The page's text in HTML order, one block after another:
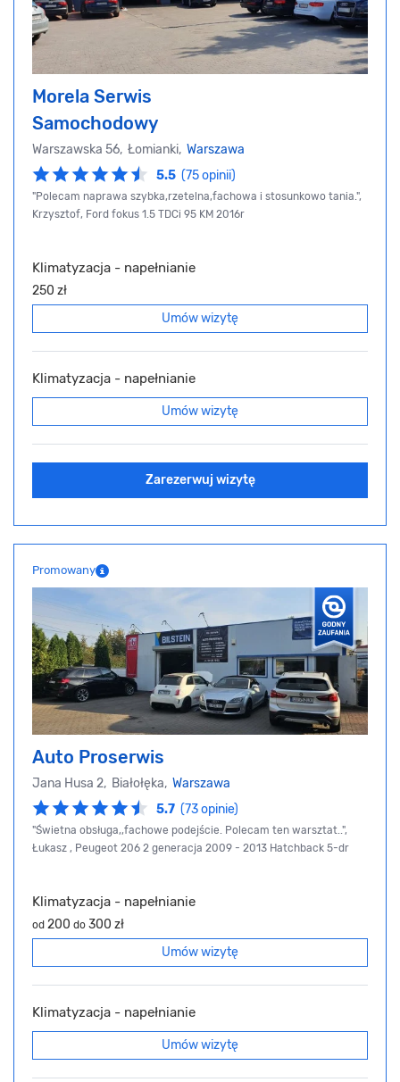
Morela Serwis
Samochodowy
Warszawska 56, Łomianki, Warszawa
5.5 (75 opinii)
"Polecam naprawa szybka,rzetelna,fachowa i stosunkowo tania.",
Krzysztof, Ford fokus 1.5 TDCi 95 KM 2016r
Klimatyzacja - napełnianie
250 zł
Umów wizytę
Klimatyzacja - napełnianie
Umów wizytę
Zarezerwuj wizytę
Promowany
Auto Proserwis
Jana Husa 2, Białołęka, Warszawa
5.7 (73 opinie)
"Świetna obsługa,,fachowe podejście. Polecam ten warsztat..",
Łukasz , Peugeot 206 2 generacja 2009 - 2013 Hatchback 5-dr
Klimatyzacja - napełnianie
od 200 do 300 zł
Umów wizytę
Klimatyzacja - napełnianie
Umów wizytę